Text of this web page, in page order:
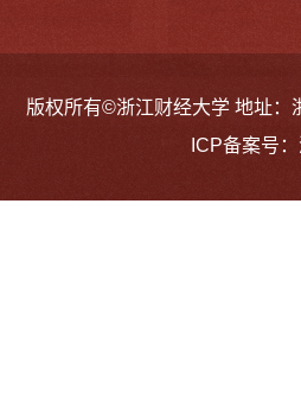
版权所有©浙江财经大学 地址：
ICP备案号：